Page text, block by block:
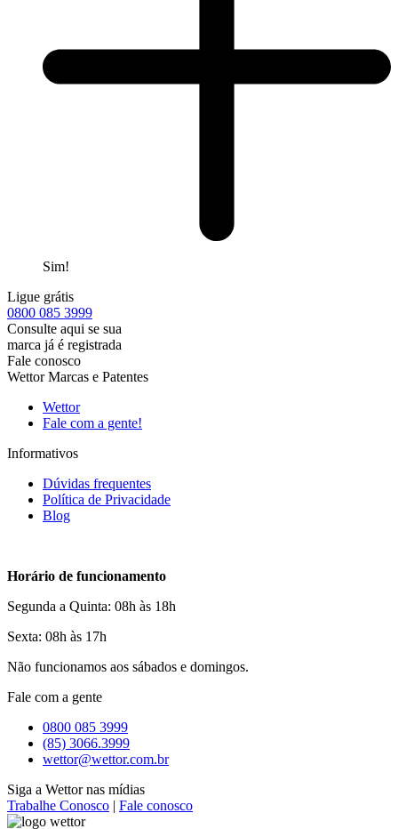
Sim!
Ligue grátis
0800 085 3999
Consulte aqui se sua
marca já é registrada
Fale conosco
Wettor Marcas e Patentes
Wettor
Fale com a gente!
Informativos
Dúvidas frequentes
Política de Privacidade
Blog
Horário de funcionamento
Segunda a Quinta: 08h às 18h
Sexta: 08h às 17h
Não funcionamos aos sábados e domingos.
Fale com a gente
0800 085 3999
(85) 3066.3999
wettor@wettor.com.br
Siga a Wettor nas mídias
Trabalhe Conosco | Fale conosco